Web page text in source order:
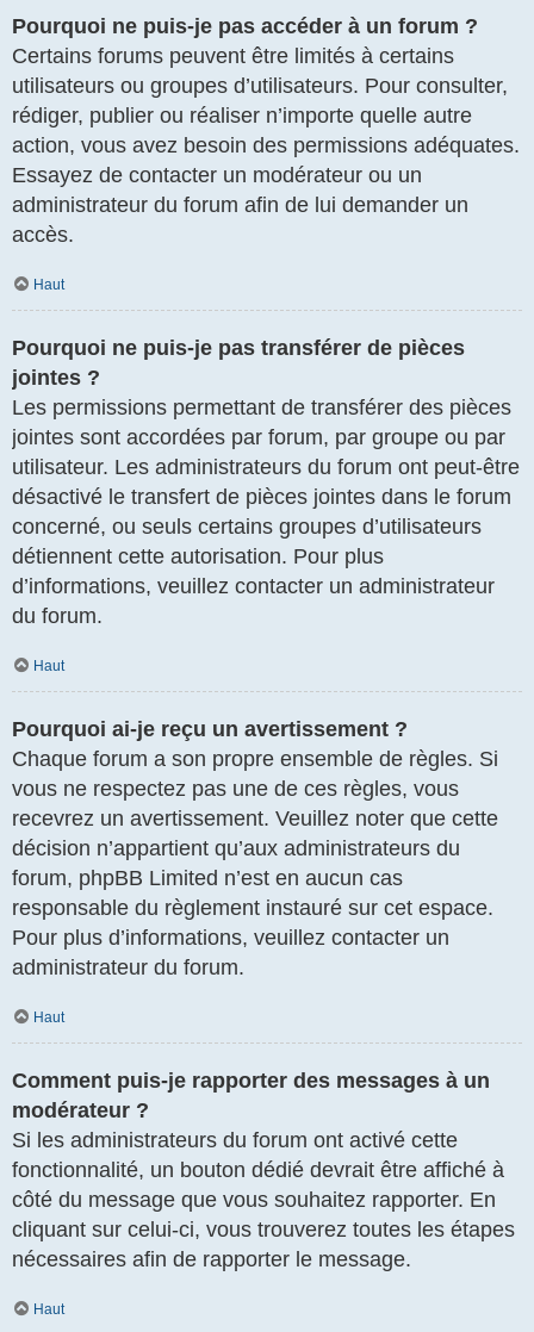
Pourquoi ne puis-je pas accéder à un forum ?
Certains forums peuvent être limités à certains
utilisateurs ou groupes d’utilisateurs. Pour consulter,
rédiger, publier ou réaliser n’importe quelle autre
action, vous avez besoin des permissions adéquates.
Essayez de contacter un modérateur ou un
administrateur du forum afin de lui demander un
accès.
Haut
Pourquoi ne puis-je pas transférer de pièces
jointes ?
Les permissions permettant de transférer des pièces
jointes sont accordées par forum, par groupe ou par
utilisateur. Les administrateurs du forum ont peut-être
désactivé le transfert de pièces jointes dans le forum
concerné, ou seuls certains groupes d’utilisateurs
détiennent cette autorisation. Pour plus
d’informations, veuillez contacter un administrateur
du forum.
Haut
Pourquoi ai-je reçu un avertissement ?
Chaque forum a son propre ensemble de règles. Si
vous ne respectez pas une de ces règles, vous
recevrez un avertissement. Veuillez noter que cette
décision n’appartient qu’aux administrateurs du
forum, phpBB Limited n’est en aucun cas
responsable du règlement instauré sur cet espace.
Pour plus d’informations, veuillez contacter un
administrateur du forum.
Haut
Comment puis-je rapporter des messages à un
modérateur ?
Si les administrateurs du forum ont activé cette
fonctionnalité, un bouton dédié devrait être affiché à
côté du message que vous souhaitez rapporter. En
cliquant sur celui-ci, vous trouverez toutes les étapes
nécessaires afin de rapporter le message.
Haut